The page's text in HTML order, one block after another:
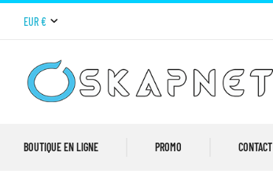
EUR €
BOUTIQUE EN LIGNE PROMO CONTACT